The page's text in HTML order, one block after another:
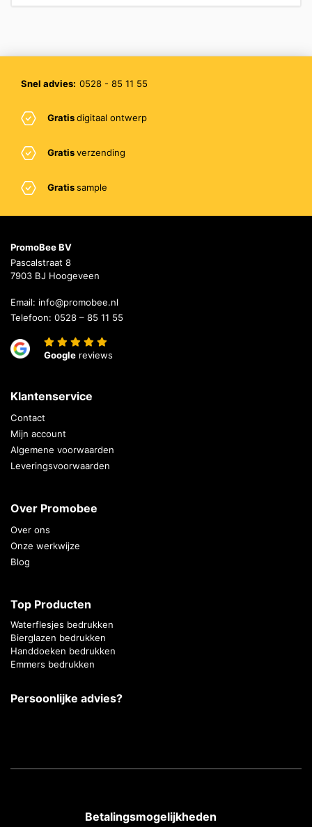
Snel advies: 0528 - 85 11 55
Gratisdigitaal ontwerp
Gratisverzending
Gratissample
PromoBee BV
Pascalstraat 8
7903 BJ Hoogeveen
Email: info@promobee.nl
Telefoon: 0528 – 85 11 55
Google reviews
Klantenservice
Contact
Mijn account
Algemene voorwaarden
Leveringsvoorwaarden
Over Promobee
Over ons
Onze werkwijze
Blog
Top Producten
Waterflesjes bedrukken
Bierglazen bedrukken
Handdoeken bedrukken
Emmers bedrukken
Persoonlijke advies?
Betalingsmogelijkheden